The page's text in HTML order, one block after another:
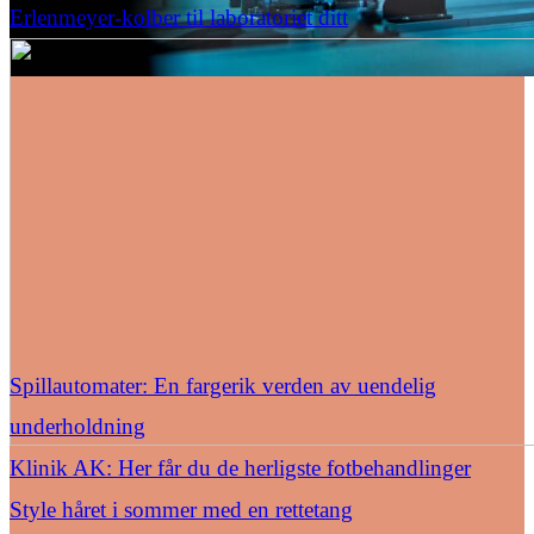
Erlenmeyer-kolber til laboratoriet ditt
Spillautomater: En fargerik verden av uendelig
underholdning
Klinik AK: Her får du de herligste fotbehandlinger
Style håret i sommer med en rettetang